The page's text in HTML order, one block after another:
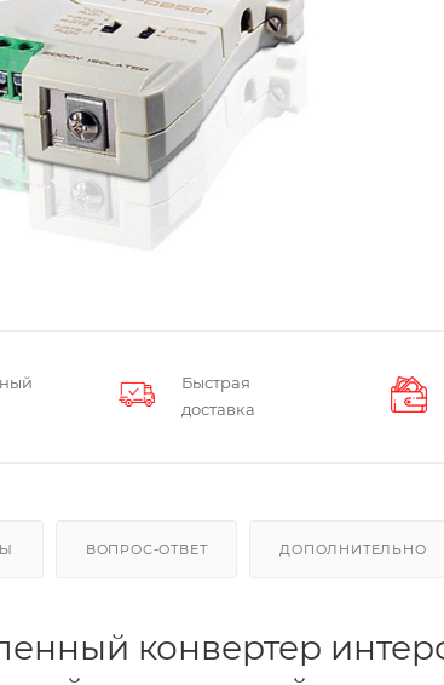
Быстрая
доставка
ВОПРОС-ОТВЕТ ДОПОЛНИТЕЛЬНО
конвертер